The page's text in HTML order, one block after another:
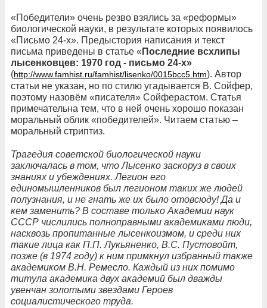
«Победители» очень резво взялись за «реформы»
биологической науки, в результате которых появилось
«Письмо 24-х». Предыстория написания и текст
письма приведены в статье « Последние всхлипы
лысенковцев: 1970 год - письмо 24-х»
(http://www.famhist.ru/famhist/lisenko/0015bcc5.htm). Автор
статьи не указан, но по стилю угадывается В. Сойфер,
поэтому назовём «писателя» Сойферастом. Статья
примечательна тем, что в ней очень хорошо показан
моральный облик «победителей». Читаем статью –
моральный стриптиз.
Трагедия советской биологической науки
заключалась в том, что Лысенко заскоруз в своих
знаниях и убеждениях. Легион его
единомышленников был легионом таких же людей
полузнания, и не гнать же их было отовсюду! Да и
кем заменить? В составе только Академии наук
СССР числились полноправными академиками люди,
насквозь пропитанные лысенкоизмом, и среди них
такие лица как П.П. Лукьяненко, В.С. Пустовойт,
позже (в 1974 году) к ним примкнул избранный также
академиком В.Н. Ремесло. Каждый из них помимо
титула академика двух академий был дважды
увенчан золотыми звездами Героев
социалистического труда.